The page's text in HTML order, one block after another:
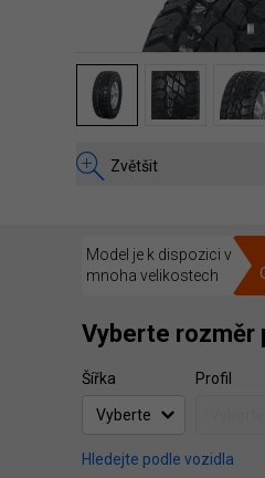
Zvětšit
Model je k dispozici v
mnoha velikostech
Vyberte rozměr
Šířka Profil
Hledejte podle vozidla